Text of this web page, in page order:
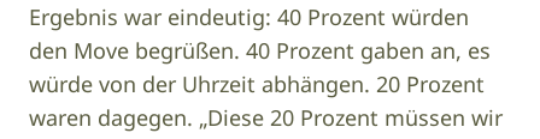
Ergebnis war eindeutig: 40 Prozent würden
den Move begrüßen. 40 Prozent gaben an, es
würde von der Uhrzeit abhängen. 20 Prozent
waren dagegen. „Diese 20 Prozent müssen wir